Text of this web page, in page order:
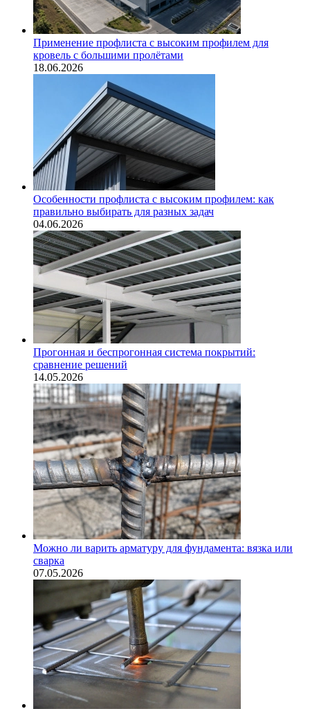
Применение профлиста с высоким профилем для
кровель с большими пролётами
18.06.2026
Особенности профлиста с высоким профилем: как
правильно выбирать для разных задач
04.06.2026
Прогонная и беспрогонная система покрытий:
сравнение решений
14.05.2026
Можно ли варить арматуру для фундамента: вязка или
сварка
07.05.2026